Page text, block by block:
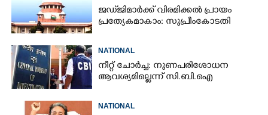
ജഡ്‌ജിമാർക്ക് വിരമിക്കൽ പ്രായം
പ്രത്യേകമാകാം: സുപ്രീംകോടതി
NATIONAL
നീറ്റ് ചോർച്ച: നുണപരിശോധന
ആവശ്യമില്ലെന്ന് സി.ബി.ഐ
NATIONAL